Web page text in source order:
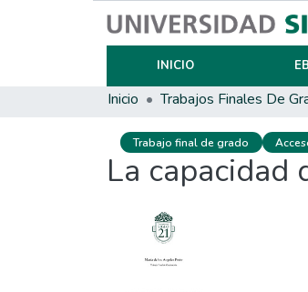
INICIO
Inicio
Trabajo final de grado
La capacidad